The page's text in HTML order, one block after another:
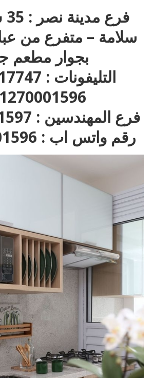
سلامة – متفرع من
بجوار مطعم
فرع المهندسين : 01270001597
رقم واتس اب : 01270001596